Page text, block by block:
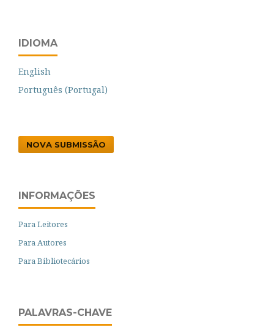
IDIOMA
English
Português (Portugal)
NOVA SUBMISSÃO
INFORMAÇÕES
Para Leitores
Para Autores
Para Bibliotecários
PALAVRAS-CHAVE